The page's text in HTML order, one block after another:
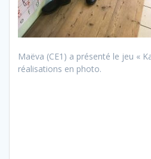
Maëva (CE1) a présenté le jeu «
réalisations en photo.